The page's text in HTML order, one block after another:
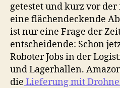
getestet und kurz vor
eine flächendeckende
ist nur eine Frage der
entscheidende: Schon
Roboter Jobs in der
und Lagerhallen.
die Lieferung mit